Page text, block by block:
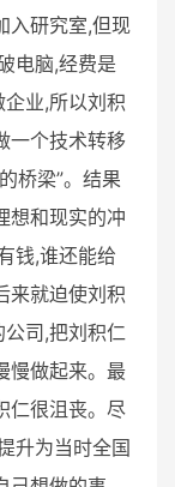
入研究室,但现
电脑,经费是
业,所以刘积
一个技术转移
桥梁”。结果
想和现实的冲
钱,谁还能给
来就迫使刘积
司,把刘积仁
慢做起来。最
仁很沮丧。尽
升为当时全国